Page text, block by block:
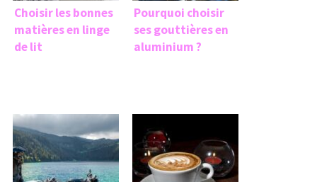
Choisir les bonnes
matières en linge
de lit
Pourquoi choisir
ses gouttières en
aluminium ?